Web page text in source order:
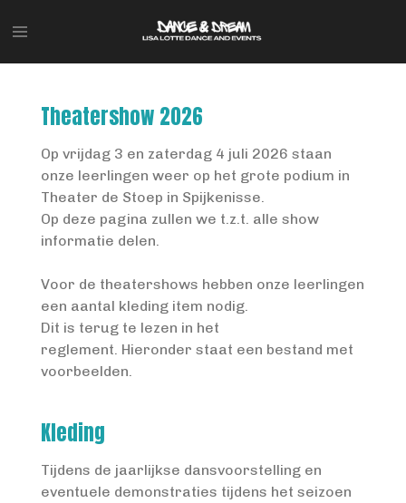
direct
naar
hoofdinhoud
Theatershow 2026
Op vrijdag 3 en zaterdag 4 juli 2026 staan
onze leerlingen weer op het grote podium in
Theater de Stoep in Spijkenisse.
Op deze pagina zullen we t.z.t. alle show
informatie delen.
Voor de theatershows hebben onze leerlingen
een aantal kleding item nodig.
Dit is terug te lezen in het
reglement. Hieronder staat een bestand met
voorbeelden.
Kleding
Tijdens de jaarlijkse dansvoorstelling en
eventuele demonstraties tijdens het seizoen